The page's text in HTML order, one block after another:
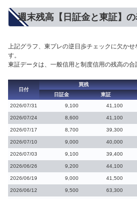
週末残高【日証金と東証】
上記グラフ、東プレの逆日歩チェックに欠か
す。
東証データは、一般信用と制度信用の残高の合
日付
買残
日証金
東証
2026/07/31
9,100 41,100
2026/07/24 8,600 41,100
2026/07/17 8,700 39,300
2026/07/10 9,000 40,000
2026/07/03 9,100 39,400
2026/06/26 9,200 44,100
2026/06/19 9,000 41,500
2026/06/12 9,500 63,300